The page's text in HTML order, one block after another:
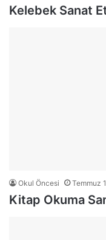
Kelebek Sanat
Okul Öncesi Temmuz
Kitap Okuma